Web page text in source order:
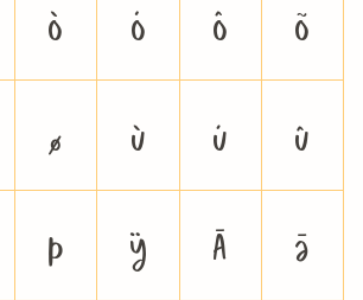
ò ó ô
õ
ø ù ú
û
þ ÿ Ā
ā